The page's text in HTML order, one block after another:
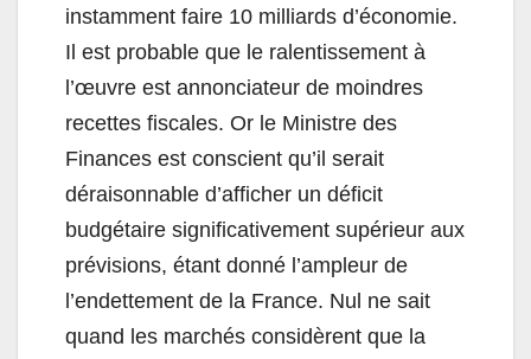
instamment faire 10 milliards d’économie.
Il est probable que le ralentissement à
l’œuvre est annonciateur de moindres
recettes fiscales. Or le Ministre des
Finances est conscient qu’il serait
déraisonnable d’afficher un déficit
budgétaire significativement supérieur aux
prévisions, étant donné l’ampleur de
l’endettement de la France. Nul ne sait
quand les marchés considèrent que la